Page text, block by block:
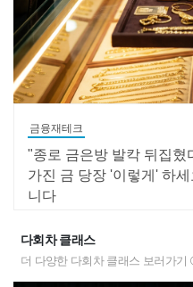
금융재테크
"종로 금은방 발칵 뒤집혔
가진 금 당장 '이렇게' 하
니다
다회차 클래스
더 다양한 다회차 클래스 보러가기